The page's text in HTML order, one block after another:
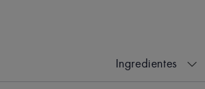
ingredientes